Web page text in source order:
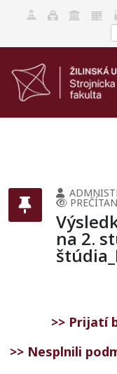
na 2.
>> Prijatí
>> Nesplnili